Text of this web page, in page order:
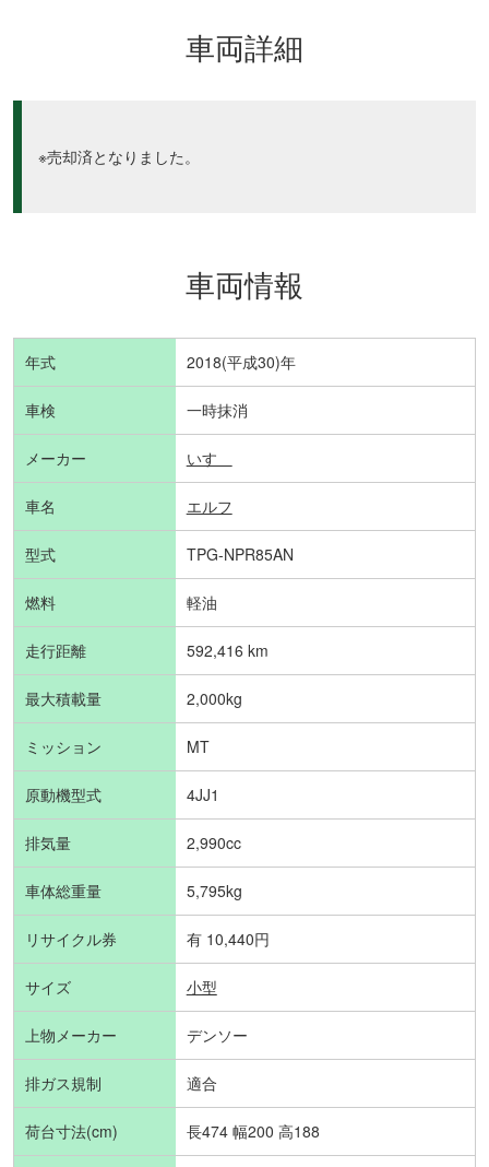
車両詳細
※売却済となりました。
車両情報
年式 2018(平成30)年
車検 一時抹消
メーカー いすゞ
車名 エルフ
型式 TPG-NPR85AN
燃料 軽油
走行距離 592,416 km
最大積載量 2,000kg
ミッション MT
原動機型式 4JJ1
排気量 2,990cc
車体総重量 5,795kg
リサイクル券 有 10,440円
サイズ 小型
上物メーカー デンソー
排ガス規制 適合
荷台寸法(cm) 長474 幅200 高188